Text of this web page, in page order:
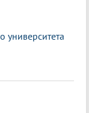
университета